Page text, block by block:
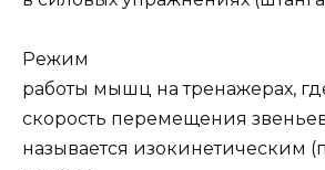
Режим
работы мышц на тренажерах,
скорость перемещения
называется изокинетическим